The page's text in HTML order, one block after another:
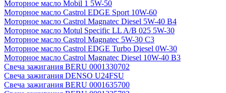
Моторное масло Mobil 1 5W-50
Моторное масло Castrol EDGE Sport 10W-60
Моторное масло Castrol Magnatec Diesel 5W-40 В4
Моторное масло Motul Specific LL A/B 025 5W-30
Моторное масло Castrol Magnatec 5W-30 C3
Моторное масло Castrol EDGE Turbo Diesel 0W-30
Моторное масло Castrol Magnatec Diesel 10W-40 B3
Свеча зажигания BERU 0001330702
Свеча зажигания DENSO U24FSU
Свеча зажигания BERU 0001635700